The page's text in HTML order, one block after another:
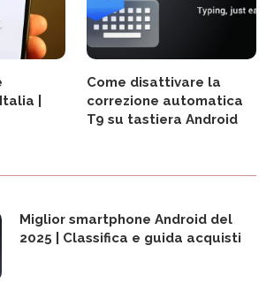
|
Come disattivare la
correzione automatica
T9 su tastiera Android
Miglior smartphone Android del
2025 | Classifica e guida acquisti